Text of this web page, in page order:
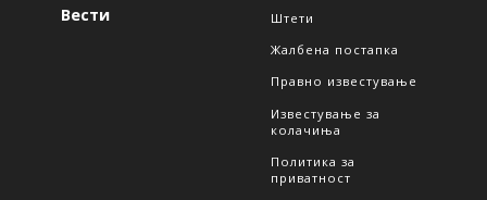
Вести
Штети
Жалбена постапка
Правно известување
Известување за
колачиња
Политика за
приватност